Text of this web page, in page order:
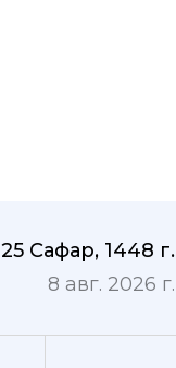
25 Сафар, 1448 г.
8 авг. 2026 г.